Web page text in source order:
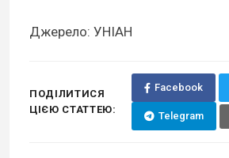
Джерело: УНІАН
ПОДІЛИТИСЯ
ЦІЄЮ СТАТТЕЮ:
Facebook
Telegram